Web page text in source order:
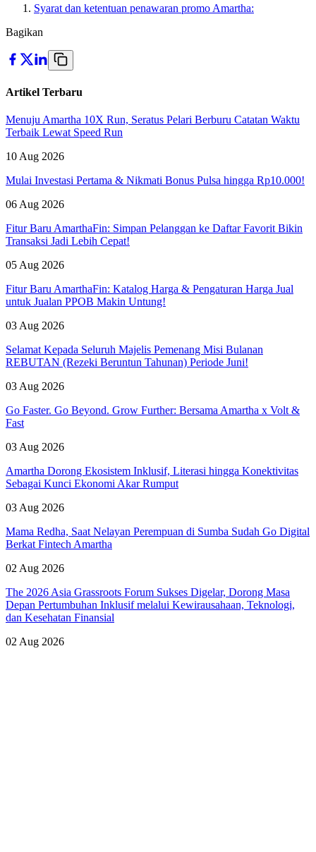
Syarat dan ketentuan penawaran promo Amartha:
Bagikan
Artikel Terbaru
Menuju Amartha 10X Run, Seratus Pelari Berburu Catatan Waktu
Terbaik Lewat Speed Run
10 Aug 2026
Mulai Investasi Pertama & Nikmati Bonus Pulsa hingga Rp10.000!
06 Aug 2026
Fitur Baru AmarthaFin: Simpan Pelanggan ke Daftar Favorit Bikin
Transaksi Jadi Lebih Cepat!
05 Aug 2026
Fitur Baru AmarthaFin: Katalog Harga & Pengaturan Harga Jual
untuk Jualan PPOB Makin Untung!
03 Aug 2026
Selamat Kepada Seluruh Majelis Pemenang Misi Bulanan
REBUTAN (Rezeki Beruntun Tahunan) Periode Juni!
03 Aug 2026
Go Faster. Go Beyond. Grow Further: Bersama Amartha x Volt &
Fast
03 Aug 2026
Amartha Dorong Ekosistem Inklusif, Literasi hingga Konektivitas
Sebagai Kunci Ekonomi Akar Rumput
03 Aug 2026
Mama Redha, Saat Nelayan Perempuan di Sumba Sudah Go Digital
Berkat Fintech Amartha
02 Aug 2026
The 2026 Asia Grassroots Forum Sukses Digelar, Dorong Masa
Depan Pertumbuhan Inklusif melalui Kewirausahaan, Teknologi,
dan Kesehatan Finansial
02 Aug 2026